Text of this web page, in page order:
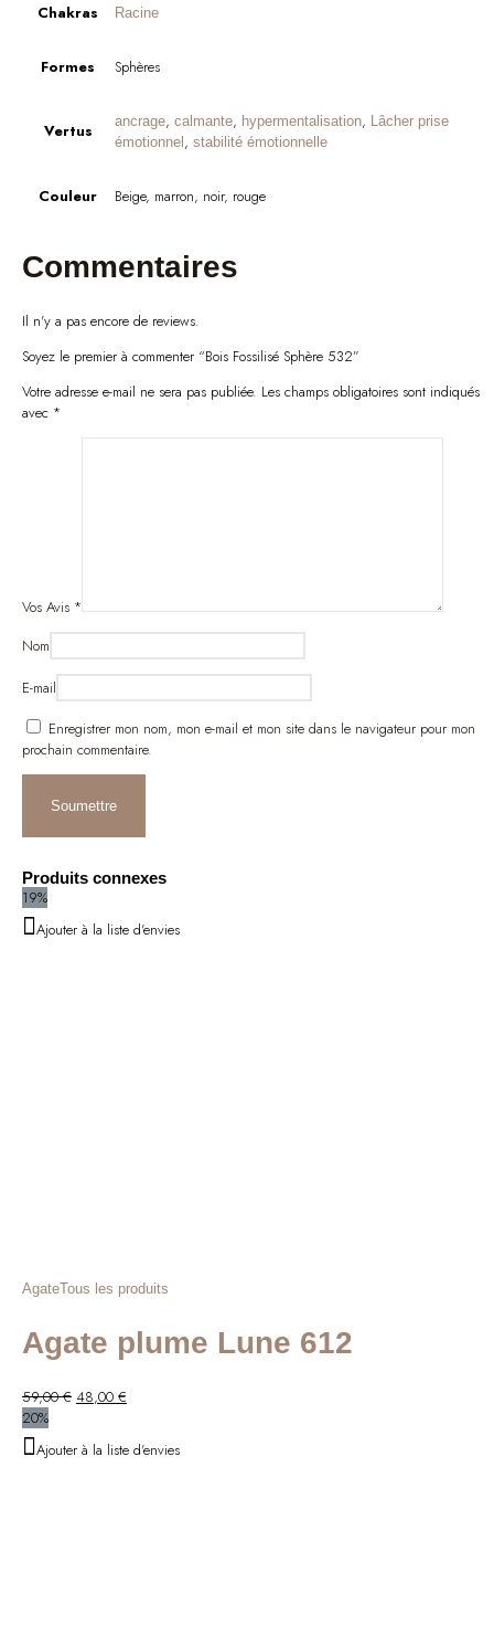
Chakras Racine
Formes Sphères
Vertus ancrage, calmante, hypermentalisation,
Lâcher prise
émotionnel , stabilité émotionnelle
Couleur Beige, marron, noir, rouge
Commentaires
Il n'y a pas encore de reviews.
Soyez le premier à commenter “Bois Fossilisé Sphère 532”
Votre adresse e-mail ne sera pas publiée. Les champs obligatoires sont indiqués
avec *
Vos Avis *
Nom
E-mail
Enregistrer mon nom, mon e-mail et mon site dans le navigateur pour mon
prochain commentaire.
Produits connexes
19%
Ajouter à la liste d'envies
AgateTous les produits
Agate plume Lune 612
59,00€ Le
était :
48,00 €
est :
20%
Ajouter à la liste d'envies